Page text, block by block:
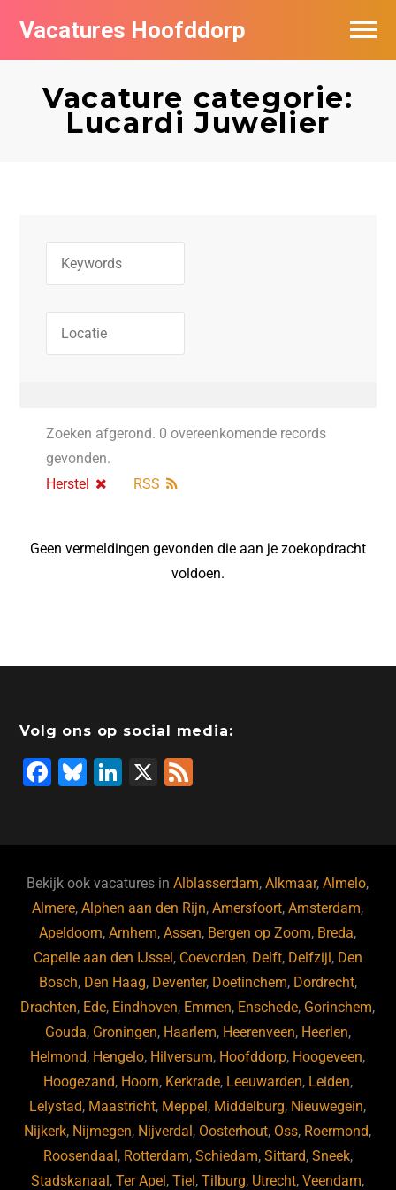
Vacatures Hoofddorp
Vacature categorie:
Lucardi Juwelier
Zoeken afgerond. 0 overeenkomende records
gevonden.
Herstel
RSS
Geen vermeldingen gevonden die aan je zoekopdracht
voldoen.
Volg ons op social media:
F
b
o
o
k
Bl
ky
Li
dI
n
X
Bekijk ook vacatures inAlblasserdam,Alkmaar,Almelo,
Almere,Alphen aan den Rijn,Amersfoort,Amsterdam,
Apeldoorn,Arnhem,Assen, Bergen op Zoom, Breda,
Capelle aan den IJssel , Coevorden, Delft, Delfzijl , Den
Bosch, Den Haag, Deventer, Doetinchem, Dordrecht,
Drachten, Ede, Eindhoven, Emmen, Enschede, Gorinchem,
Gouda, Groningen, Haarlem, Heerenveen, Heerlen,
Helmond, Hengelo, Hilversum, Hoofddorp, Hoogeveen,
Hoogezand, Hoorn, Kerkrade, Leeuwarden, Leiden,
Lelystad, Maastricht, Meppel , Middelburg, Nieuwegein,
Nijkerk, Nijmegen, Nijverdal , Oosterhout, Oss, Roermond,
Roosendaal , Rotterdam, Schiedam, Sittard, Sneek,
Stadskanaal ,Ter Apel ,Tiel ,Tilburg, Utrecht,Veendam,
Vacatures per bedrijf in Hoofddorp